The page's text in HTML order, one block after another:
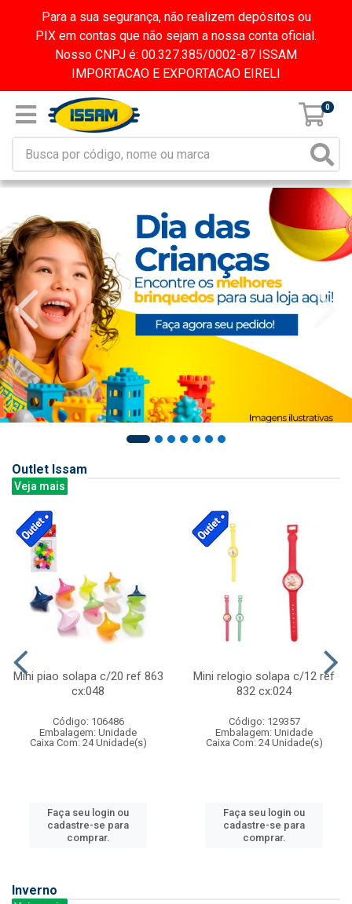
Para a sua segurança, não realizem depósitos ou
PIX em contas que não sejam a nossa conta oficial.
Nosso CNPJ é: 00.327.385/0002-87 ISSAM
IMPORTACAO E EXPORTACAO EIRELI
0
Outlet Issam
Veja mais
Mini piao solapa c/20 ref 863
cx:048
Código: 106486
Embalagem: Unidade
Caixa Com: 24 Unidade(s)
Faça seu login ou
cadastre-se para
comprar.
Mini relogio solapa c/12 ref
832 cx:024
Código: 129357
Embalagem: Unidade
Caixa Com: 24 Unidade(s)
Faça seu login ou
cadastre-se para
comprar.
Inverno